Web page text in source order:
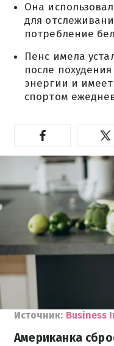
Она
для
потребление
Пенс имела
после
энергии и
спортом
Источник: Business
Американка